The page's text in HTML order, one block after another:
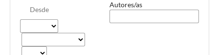
Desde
Autores/as